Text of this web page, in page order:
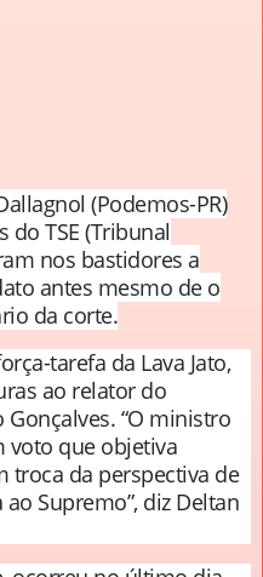
(Podemos-PR)
TSE (Tribunal
nos bastidores a
antes mesmo de o
da corte.
tarefa da Lava Jato,
ao relator do
“O ministro
voto que objetiva
troca da perspectiva de
Supremo”, diz Deltan